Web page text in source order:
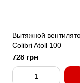
Вытяжной
Colibri Atoll 100
728 грн